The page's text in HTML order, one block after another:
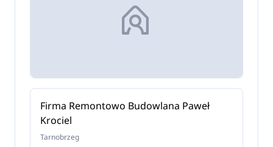
Firma Remontowo Budowlana Paweł
Krociel
Tarnobrzeg